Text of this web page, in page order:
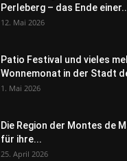
Perleberg – das Ende
12. Mai 2026
Patio Festival und vieles
Wonnemonat in der Stadt
1. Mai 2026
Die Region der Montes de
für ihre...
25. April 2026